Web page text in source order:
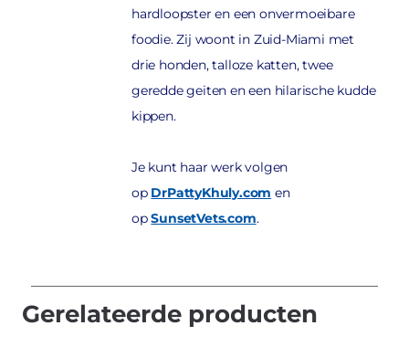
hardloopster en een onvermoeibare
foodie. Zij woont in Zuid-Miami met
drie honden, talloze katten, twee
geredde geiten en een hilarische kudde
kippen.
Je kunt haar werk volgen
op DrPattyKhuly.com en
opSunsetVets.com.
Gerelateerde producten